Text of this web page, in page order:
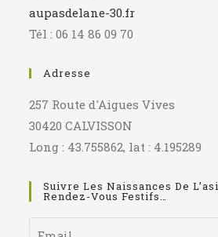
aupasdelane-30.fr
Tél : 06 14 86 09 70
Adresse
257 Route d'Aigues Vives
30420 CALVISSON
Long : 43.755862, lat : 4.195289
Suivre Les Naissances De
Rendez-Vous Festifs…